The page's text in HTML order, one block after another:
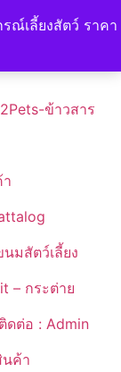
ณ์เลี้ยงสัตว์ ราคา
ข้าวสาร
มสัตว์เลี้ยง
– กระต่าย
ดต่อ : Admin
นค้า